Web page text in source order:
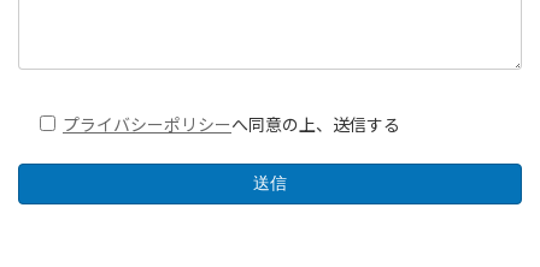
プライバシーポリシーへ同意の上、送信する